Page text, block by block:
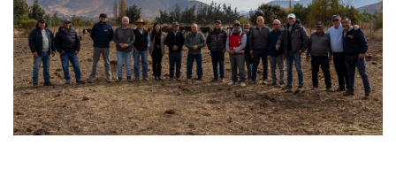
Oficina virtual de atención ciudadana
Indicadores de Gestión
Trabaje en INDAP
Programa de Alianzas Productivas
Crédito Corto Plazo
Ver todos los Programas
Concursos de Fomento
Biobío
Seminarios
Biblioteca
Contacto de Prensa